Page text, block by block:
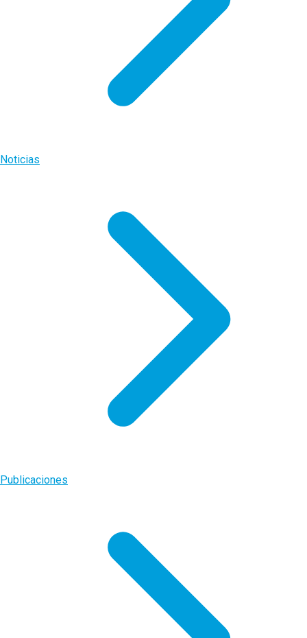
Noticias
Publicaciones